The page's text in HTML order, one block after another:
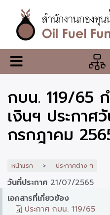
เนื้อหา
หลักสำนักงาน
กองทุน
น้ำมัน
เชื้อ
เพลิง
กบน. 119/65
เงินฯ ประกาศ
กรกฎาคม
หน้าแรก ประกาศต่าง ๆ
วันที่ประกาศ 21/07/2565
เอกสารที่เกี่ยวข้อง
ประกาศ กบน. 119/65